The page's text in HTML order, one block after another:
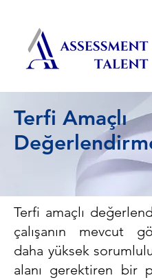
Terfi Amaçlı
Terfi amaçlı
çalışanın mevcut
daha yüksek
alanı gerektiren bir